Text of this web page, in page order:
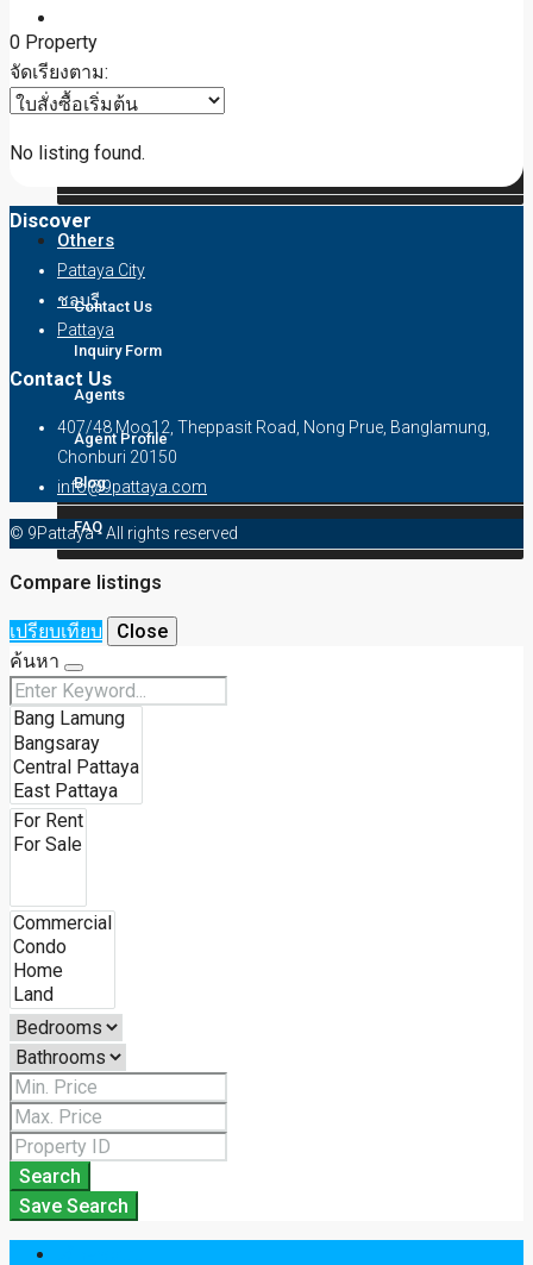
House / Villa
Others
Contact Us
Inquiry Form
Agents
Agent Profile
Blog
FAQ
0 Property
จัดเรียงตาม:
No listing found.
Discover
Pattaya City
ชลบุรี
Pattaya
Contact Us
407/48 Moo12, Theppasit Road, Nong Prue, Banglamung,
Chonburi 20150
info@9pattaya.com
© 9Pattaya - All rights reserved
Compare listings
เปรียบเทียบ
Close
ค้นหา
Search
Save Search